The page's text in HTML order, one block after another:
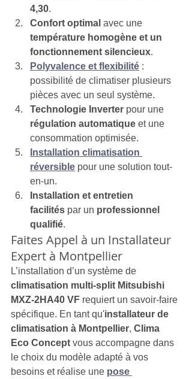
4,30.
Confort optimal avec une
température homogène et un
fonctionnement silencieux.
Polyvalence et flexibilité :
possibilité de climatiser plusieurs
pièces avec un seul système.
Technologie Inverter pour une
régulation automatique et une
consommation optimisée.
Installation climatisation
réversible pour une solution tout-
en-un.
Installation et entretien
facilités par un professionnel
qualifié.
Faites Appel à un Installateur
Expert à Montpellier
L’installation d’un système de
climatisation multi-split Mitsubishi
MXZ-2HA40 VF requiert un savoir-faire
spécifique. En tant qu'installateur de
climatisation à Montpellier, Clima
Eco Concept vous accompagne dans
le choix du modèle adapté à vos
besoins et réalise une pose